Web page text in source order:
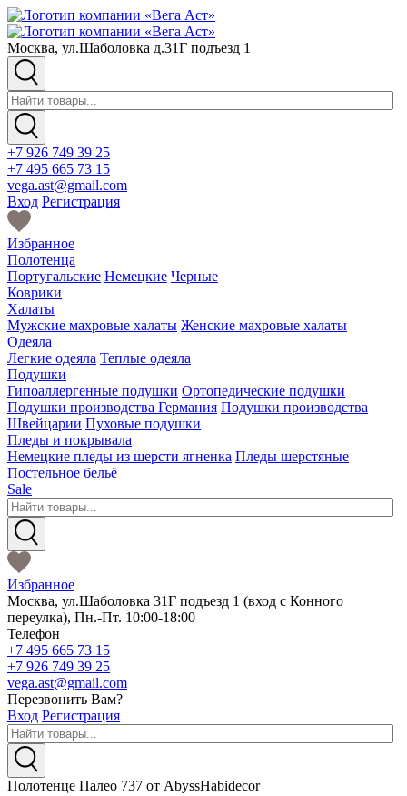
Москва, ул.Шаболовка д.31Г подъезд 1
+7 926 749 39 25
+7 495 665 73 15
vega.ast@gmail.com
Вход Регистрация
Избранное
Полотенца
Португальские Немецкие Черные
Коврики
Халаты
Мужские махровые халаты Женские махровые халаты
Одеяла
Легкие одеяла Теплые одеяла
Подушки
Гипоаллергенные подушки Ортопедические подушки
Подушки производства Германия Подушки производства
Швейцарии Пуховые подушки
Пледы и покрывала
Немецкие пледы из шерсти ягненка Пледы шерстяные
Постельное бельё
Sale
Избранное
Москва, ул.Шаболовка 31Г подъезд 1 (вход с Конного
переулка), Пн.-Пт. 10:00-18:00
Телефон
+7 495 665 73 15
+7 926 749 39 25
vega.ast@gmail.com
Перезвонить Вам?
Вход Регистрация
Полотенце Палео 737 от AbyssHabidecor